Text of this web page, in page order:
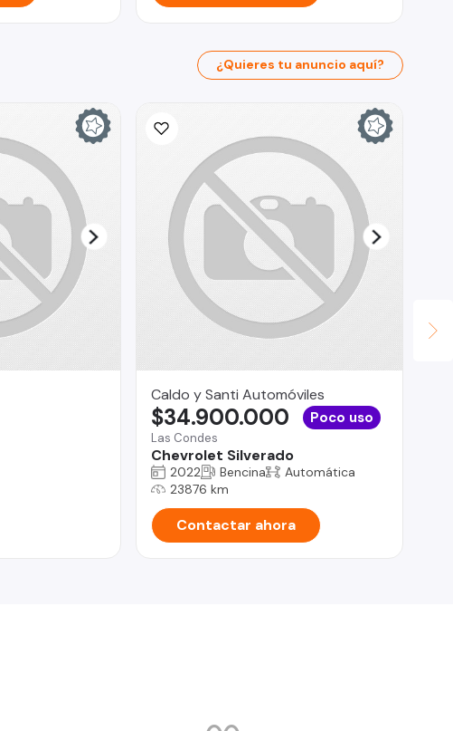
¿Quieres tu anuncio aquí?
Caldo y Santi Automóviles
Las Condes
Chevrolet Silverado
$34.900.000 Poco uso
2022 Bencina
Automática
23876 km
Contactar ahora